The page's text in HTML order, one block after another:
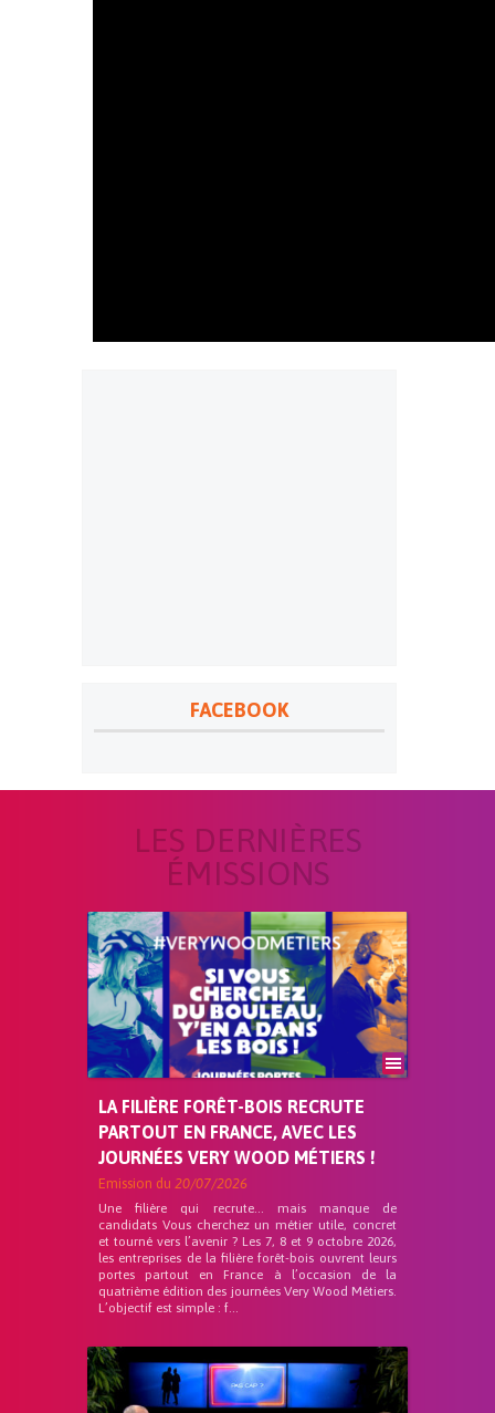
FACEBOOK
LES DERNIÈRES
ÉMISSIONS
LA FILIÈRE FORÊT-BOIS RECRUTE
PARTOUT EN FRANCE, AVEC LES
JOURNÉES VERY WOOD MÉTIERS !
Emission du 20/07/2026
Une filière qui recrute… mais manque de
candidats Vous cherchez un métier utile, concret
et tourné vers l’avenir ? Les 7, 8 et 9 octobre 2026,
les entreprises de la filière forêt-bois ouvrent leurs
portes partout en France à l’occasion de la
quatrième édition des journées Very Wood Métiers.
L’objectif est simple : f...